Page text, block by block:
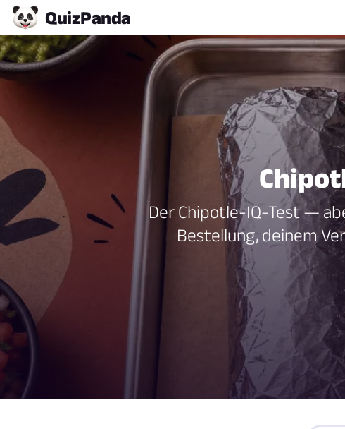
QuizPanda
Der Chipotle-IQ-Test —
Bestellung, deinem